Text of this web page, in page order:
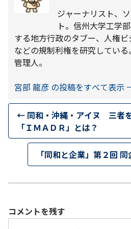
ジャーナリスト、
ト。信州大学工学部卒。 同和行政
する地方行政のタブー、人権
などの規制利権を研究している
管理人。
宮部 龍彦 の投稿をすべて表示
← 同和・沖縄・アイヌ 三者
「ＩＭＡＤＲ」とは？
「同和と企業」第２回
コメントを残す